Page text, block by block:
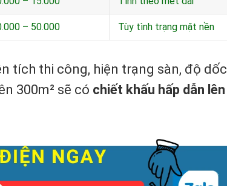
– 50.000 Tùy tình trạng mặt nền
tích thi công, hiện trạng sàn, độ dốc
300m² sẽ có chiết khấu hấp dẫn lên